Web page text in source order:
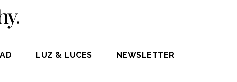
LUZ & LUCES NEWSLETTER